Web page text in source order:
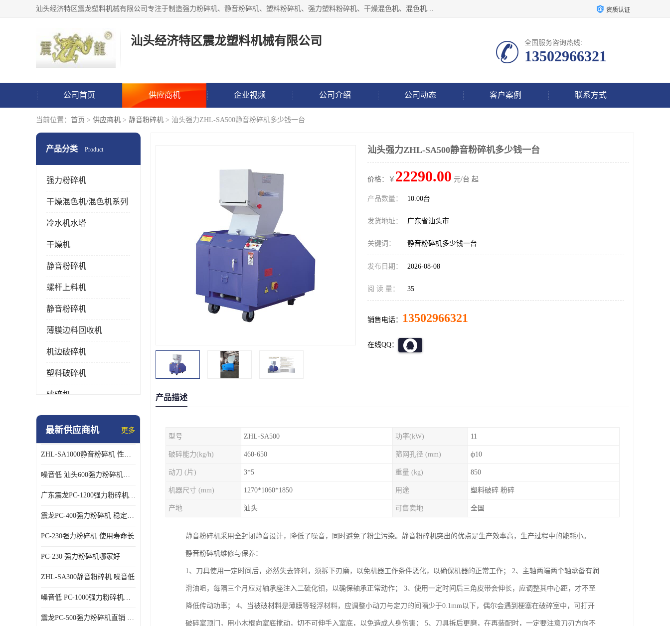
汕头经济特区震龙塑料机械有限公司专注于制造强力粉碎机、静音粉碎机、塑料粉碎机、强力塑料粉碎机、干燥混色机、混色机、冷水机、上料机等塑料辅助机械。 资质认证
汕头经济特区震龙塑料机械有限公司 全国服务咨询热线:
13502966321
公司首页 供应商机 企业视频 公司介绍 公司动态 客户案例 联系方式
当前位置： 首页 > 供应商机 > 静音粉碎机 > 汕头强力ZHL-SA500静音粉碎机多少钱一台
产品分类 Product
强力粉碎机
干燥混色机/混色机系列
冷水机水塔
干燥机
静音粉碎机
螺杆上料机
静音粉碎机
薄膜边料回收机
机边破碎机
塑料破碎机
破碎机
强力粉碎机
最新供应商机 更多
ZHL-SA1000静音粉碎机 性能稳定
噪音低 汕头600强力粉碎机直供
广东震龙PC-1200强力粉碎机 物超所值
震龙PC-400强力粉碎机 稳定性好
PC-230强力粉碎机 使用寿命长
PC-230 强力粉碎机哪家好
ZHL-SA300静音粉碎机 噪音低
噪音低 PC-1000强力粉碎机直供
震龙PC-500强力粉碎机直销 性价比高
汕头强力ZHL-SA500静音粉碎机多少钱一台
价格：￥ 22290.00 元/台 起
产品数量： 10.00台
发货地址： 广东省汕头市
关键词： 静音粉碎机多少钱一台
发布日期： 2026-08-08
阅 读 量： 35
销售电话： 13502966321
在线QQ：
产品描述
型号 ZHL-SA500 功率(kW) 11
破碎能力(kg/h) 460-650 筛网孔径 (mm) ф10
动刀 (片) 3*5 重量 (kg) 850
机器尺寸 (mm) 1270*1060*1850 用途 塑料破碎 粉碎
产地 汕头 可售卖地 全国
静音粉碎机采用全封闭静音设计，降低了噪音，同时避免了粉尘污染。静音粉碎机突出的优点是生产效率高，生产过程中的能耗小。
静音粉碎机维修与保养：
1、刀具使用一定时间后，必然失去锋利，须拆下刃磨，以免机器工作条件恶化，以确保机器的正常工作； 2、主轴两端两个轴承备有润
滑油咀，每隔三个月应对轴承座注入二硫化钼，以确保轴承正常动作； 3、使用一定时间后三角皮带会伸长，应调整其中心距，才不至
降低传动功率； 4、当被破材料是薄膜等轻浮材料，应调整小动刀与定刀的间隔少于0.1mm以下，偶尔会遇到梗塞在破碎室中，可打开
破碎室顶门，用小木棍向室底搅动，切不可伸手入室底，以免造成人身伤害； 5、刀具拆后更磨，在再装配时，一定要注意刀刃方向不